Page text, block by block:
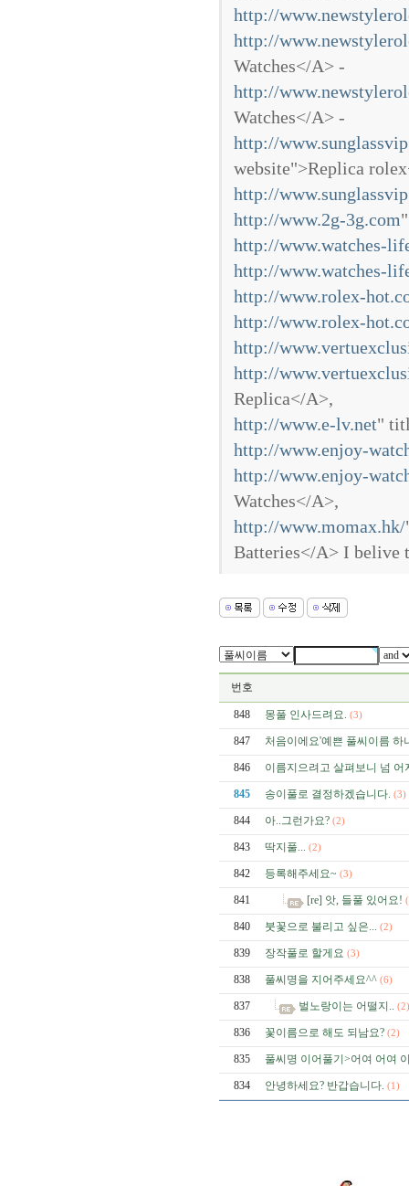
http://
http://
Watches</A> -
http://
Watches</A> -
http://
website">Replica
http://
http://www.2g-3g.com
http://www.watches-
http://www.watches-
http://www.rolex-
http://www.rolex-
http://
http://
Replica</A>,
http://www.e-lv.net"
http://www.enjoy-
http://www.enjoy-
Watches</A>,
http://www.momax.hk/
Batteries</A> I belive
번호
848 몽풀 인사드려요. (3)
847 처음이에요'예쁜 풀씨이름
846 이름지으려고 살펴보니 넘 어
845 송이풀로 결정하겠습니다. (3)
844 아..그런가요? (2)
843 딱지풀... (2)
842 등록해주세요~ (3)
841 [re] 앗, 들풀 있어요!
840 붓꽃으로 불리고 싶은... (2)
839 장작풀로 할게요 (3)
838 풀씨명을 지어주세요^^ (6)
837 벌노랑이는 어떨지.. (2)
836 꽃이름으로 해도 되남요? (2)
835 풀씨명 이어풀기>어여 어여
834 안녕하세요? 반갑습니다. (1)